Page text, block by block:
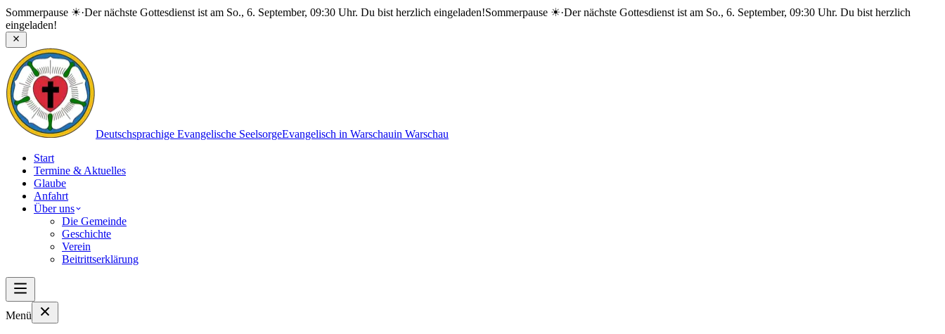
Sommerpause ☀·Der nächste Gottesdienst ist am So., 6. September, 09:30 Uhr. Du bist herzlich eingeladen!Sommerpause ☀·Der nächste Gottesdienst ist am So., 6. September, 09:30 Uhr. Du bist herzlich
eingeladen!
Deutschsprachige Evangelische SeelsorgeEvangelisch in Warschauin Warschau
Start
Termine & Aktuelles
Glaube
Anfahrt
Über uns
Die Gemeinde
Geschichte
Verein
Beitrittserklärung
Menü